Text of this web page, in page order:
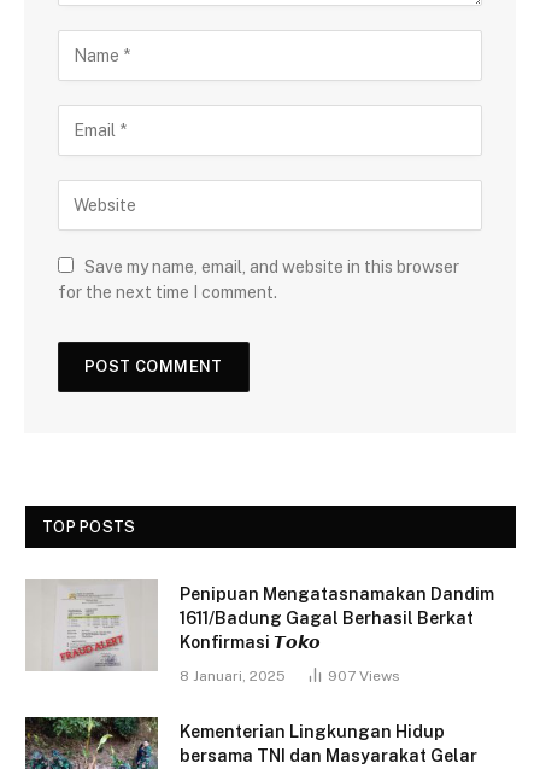
Save my name, email, and website in this browser
for the next time I comment.
TOP POSTS
Penipuan Mengatasnamakan Dandim
1611/Badung Gagal Berhasil Berkat
Konfirmasi 𝙏𝙤𝙠𝙤
8 Januari, 2025 907 Views
Kementerian Lingkungan Hidup
bersama TNI dan Masyarakat Gelar